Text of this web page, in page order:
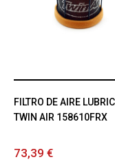
FILTRO DE AIRE
TWIN AIR 158610FRX
73,39 €